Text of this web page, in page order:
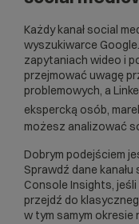
Każdy kanał social
wyszukiwarce
zapytaniach wideo i
przejmować uwagę
problemowych, a
ekspercką osób,
możesz analizować
Dobrym podejściem
Sprawdź dane
Console Insights,
przejdź do
w tym samym okresie